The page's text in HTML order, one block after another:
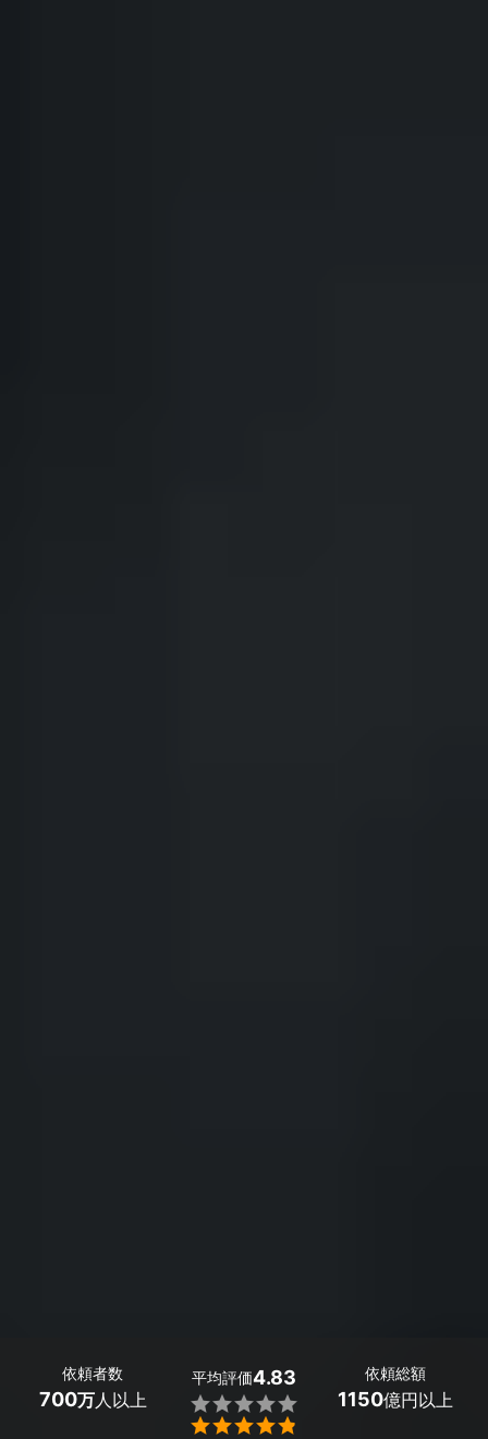
依頼者数
700万人以上
平均評価4.83


依頼総額
1150億円以上